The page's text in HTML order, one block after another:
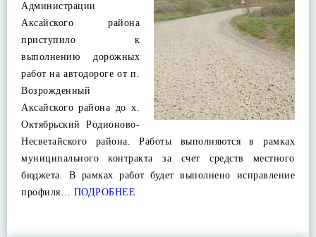
Администрации
Аксайского района
приступило к
выполнению дорожных
работ на автодороге от п.
Возрожденный
Аксайского района до х.
Октябрьский Родионово-
Несветайского района. Работы выполняются в рамках
муниципального контракта за счет средств местного
бюджета. В рамках работ будет выполнено исправление
профиля… ПОДРОБНЕЕ